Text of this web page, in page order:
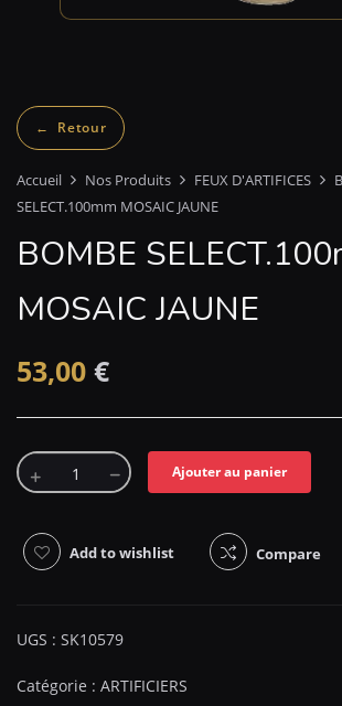
Accueil Nos Produits FEUX D'ARTIFICES
SELECT.100mm MOSAIC JAUNE
BOMBE
MOSAIC JAUNE
53,00 €
Ajouter au panier
Add to wishlist Compare
UGS : SK10579
Catégorie : ARTIFICIERS